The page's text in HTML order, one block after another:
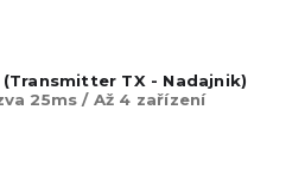
TX - Nadajnik)
25ms / Až 4 zařízení